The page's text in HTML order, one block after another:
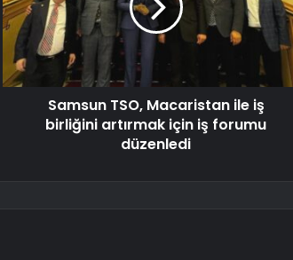
Samsun TSO, Macaristan ile iş
birliğini artırmak için iş forumu
düzenledi